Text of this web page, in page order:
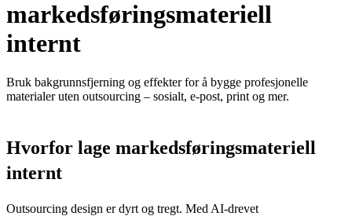
markedsføringsmateriell
internt
Bruk bakgrunnsfjerning og effekter for å bygge profesjonelle
materialer uten outsourcing – sosialt, e-post, print og mer.
Hvorfor lage markedsføringsmateriell
internt
Outsourcing design er dyrt og tregt. Med AI-drevet